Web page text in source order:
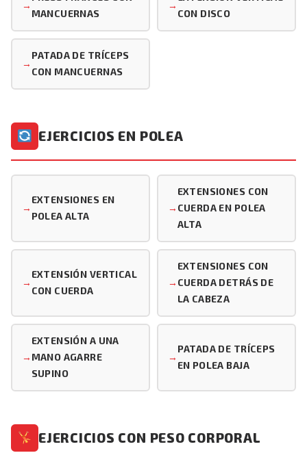
MANCUERNAS
CON DISCO
PATADA DE TRÍCEPS
CON MANCUERNAS
EJERCICIOS EN POLEA
EXTENSIONES EN
POLEA ALTA
EXTENSIONES CON
CUERDA EN POLEA
ALTA
EXTENSIÓN VERTICAL
CON CUERDA
EXTENSIONES CON
CUERDA DETRÁS DE
LA CABEZA
EXTENSIÓN A UNA
MANO AGARRE
SUPINO
PATADA DE TRÍCEPS
EN POLEA BAJA
EJERCICIOS CON PESO CORPORAL